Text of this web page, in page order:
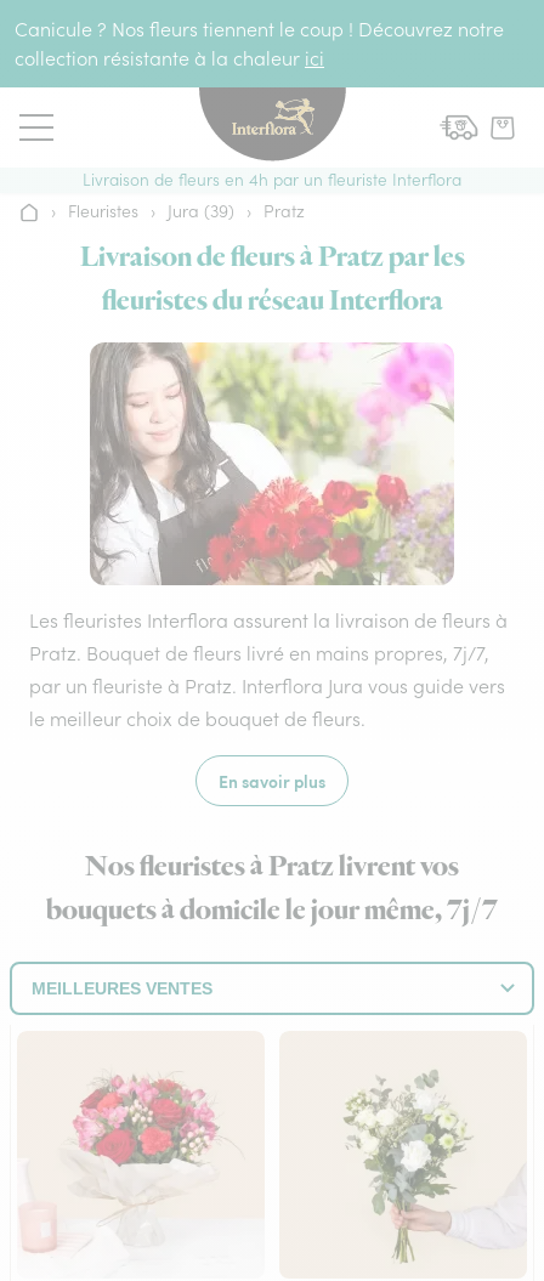
Canicule ? Nos fleurs tiennent le coup ! Découvrez notre
collection résistante à la chaleur ici
Livraison de fleurs en 4h par un fleuriste Interflora
Accueil
› Fleuristes › Jura (39) › Pratz
Livraison de fleurs à Pratz par les
fleuristes du réseau Interflora
Les fleuristes Interflora assurent la livraison de fleurs à
Pratz. Bouquet de fleurs livré en mains propres, 7j/7,
par un fleuriste à Pratz. Interflora Jura vous guide vers
le meilleur choix de bouquet de fleurs.
En savoir plus
Nos fleuristes à Pratz livrent vos
bouquets à domicile le jour même, 7j/7